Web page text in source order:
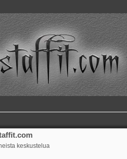
keskustelua